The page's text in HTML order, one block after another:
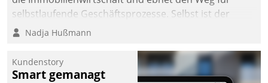
selbstlaufende Geschäftsprozesse. Selbst ist der
Kunde und smart der Serviceanbieter.
Nadja Hußmann
Kundenstory
Smart gemanagt